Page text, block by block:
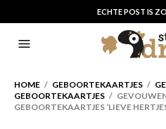
ECHTE POST IS
HOME / GEBOORTEKAARTJES /
GEBOORTEKAARTJES /
GEBOORTEKAARTJES ‘LIEVE